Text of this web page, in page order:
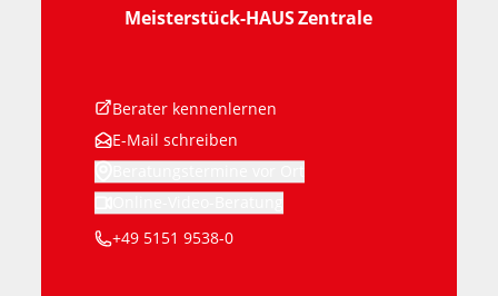
Meisterstück-HAUSZentrale
Berater kennenlernen
+49 5151 9538-0
E-Mail schreiben